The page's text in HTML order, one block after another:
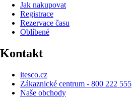
Jak nakupovat
Registrace
Rezervace času
Oblíbené
Kontakt
itesco.cz
Zákaznické centrum - 800 222 555
Naše obchody